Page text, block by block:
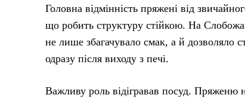
Головна відмінність пряжені від
що робить структуру стійкою. На
не лише збагачувало смак, а й дозволяло
одразу після виходу з печі.
Важливу роль відігравав посуд. Пряженю